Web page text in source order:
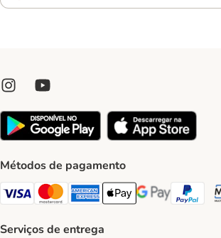
Métodos de pagamento
Visa Payment Method
Mastercard Payment Method
American Express Payment
Apple Pay Payment
Google PayPayPal
Serviços de entrega